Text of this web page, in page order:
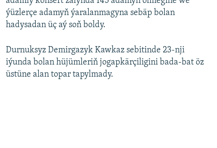
ýüzlerçe adamyň ýaralanmagyna sebäp bolan
hadysadan üç aý soň boldy.
Durnuksyz Demirgazyk Kawkaz sebitinde 23-nji
iýunda bolan hüjümleriň jogapkärçiligini bada-bat öz
üstüne alan topar tapylmady.